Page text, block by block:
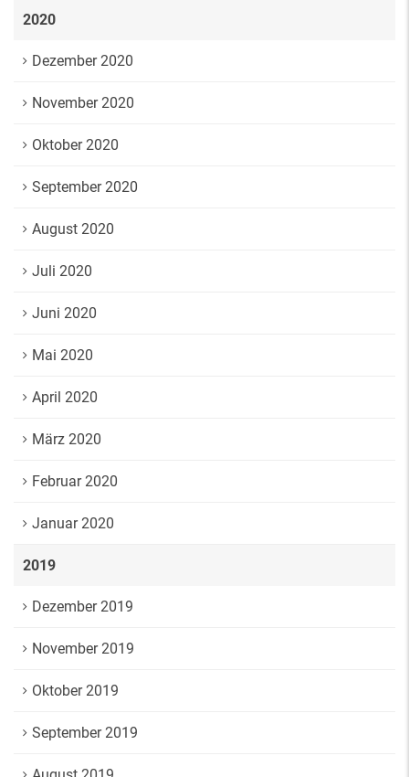
2020
Dezember 2020
November 2020
Oktober 2020
September 2020
August 2020
Juli 2020
Juni 2020
Mai 2020
April 2020
März 2020
Februar 2020
Januar 2020
2019
Dezember 2019
November 2019
Oktober 2019
September 2019